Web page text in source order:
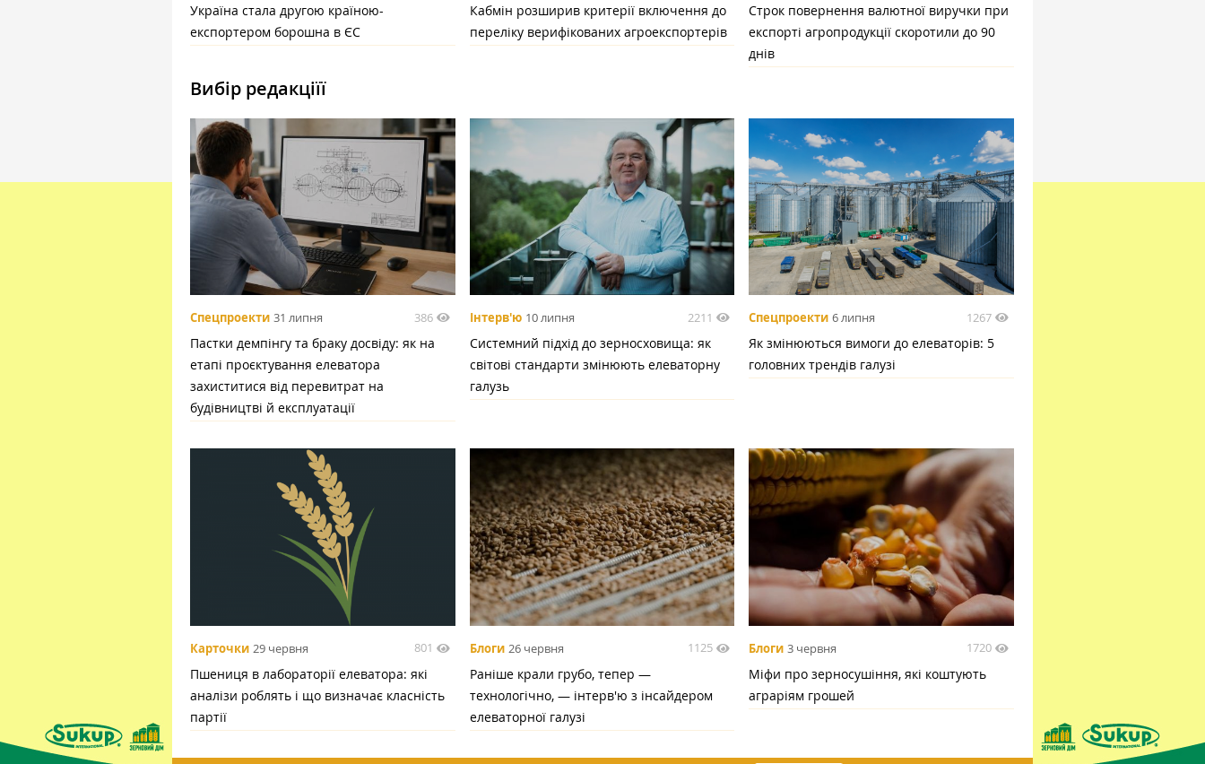
Україна стала другою країною-
експортером борошна в ЄС
Кабмін розширив критерії включення до
переліку верифікованих агроекспортерів
Строк повернення валютної виручки при
експорті агропродукції скоротили до 90
днів
Вибір редакціїї
Спецпроекти 31 липня 386
Пастки демпінгу та браку досвіду: як на
етапі проєктування елеватора
захиститися від перевитрат на
будівництві й експлуатації
Інтерв'ю 10 липня 2211
Системний підхід до зерносховища: як
світові стандарти змінюють елеваторну
галузь
Спецпроекти 6 липня 1267
Як змінюються вимоги до елеваторів: 5
головних трендів галузі
Карточки 29 червня 801
Пшениця в лабораторії елеватора: які
аналізи роблять і що визначає класність
партії
Блоги 26 червня 1125
Раніше крали грубо, тепер —
технологічно, — інтерв'ю з інсайдером
елеваторної галузі
Блоги 3 червня 1720
Міфи про зерносушіння, які коштують
аграріям грошей